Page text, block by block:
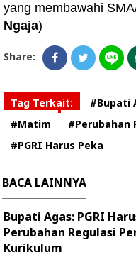
yang membawahi
Ngaja)
Share:
Tag Terkait: #Bupati
#Matim
#Perubahan
#PGRI Harus Peka
BACA LAINNYA
Bupati Agas: PGRI
Perubahan Regulasi
Kurikulum